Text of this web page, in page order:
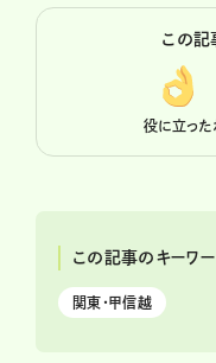
この記
役に立った
この記事のキーワー
関東・甲信越